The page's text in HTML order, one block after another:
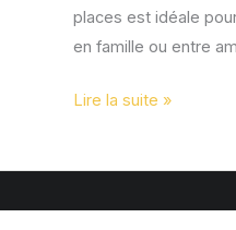
places est idéale
en famille ou entre
Lire la suite »